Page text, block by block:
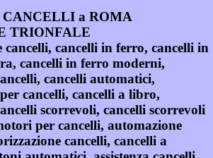
CANCELLI a ROMA
TRIONFALE
cancelli, cancelli in ferro, cancelli in
cancelli in ferro moderni,
cancelli automatici,
cancelli, cancelli a libro,
scorrevoli, cancelli scorrevoli
per cancelli, automazione
cancelli, cancelli a